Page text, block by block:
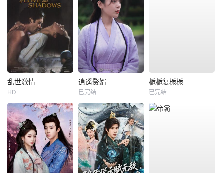
乱世激情
HD
逍遥赘婿
已完结
栀栀复栀栀
已完结